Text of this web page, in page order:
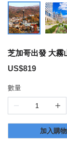
芝加哥出發 大霧
US$819
數量
加入購